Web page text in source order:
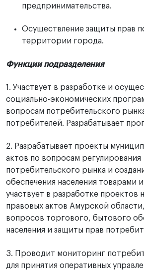
предпринимательства.
Осуществление защиты прав
территории города.
Функции подразделения
1. Участвует в разработке и
социально-экономических
вопросам потребительского
потребителей. Разрабатывает
2. Разрабатывает проекты
актов по вопросам регулирования
потребительского рынка и
обеспечения населения товарами
участвует в разработке проектов
правовых актов Амурской
вопросов торгового, бытового
населения и защиты прав
3. Проводит мониторинг
для принятия оперативных